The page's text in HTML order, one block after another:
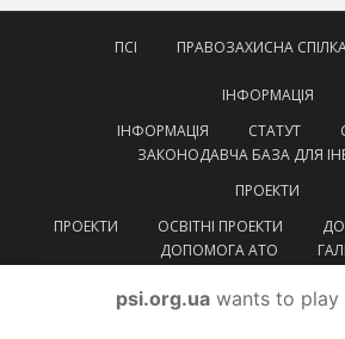
ПСІ ПРАВОЗАХИСНА СПІЛКА
ІНФОРМАЦІЯ
ІНФОРМАЦІЯ
СТАТУТ
ЗАКОНОДАВЧА БАЗА ДЛЯ
ПРОЕКТИ
ПРОЕКТИ
ОСВІТНІ ПРОЕКТИ
ДОПОМОГА АТО
psi.org.ua wants to play